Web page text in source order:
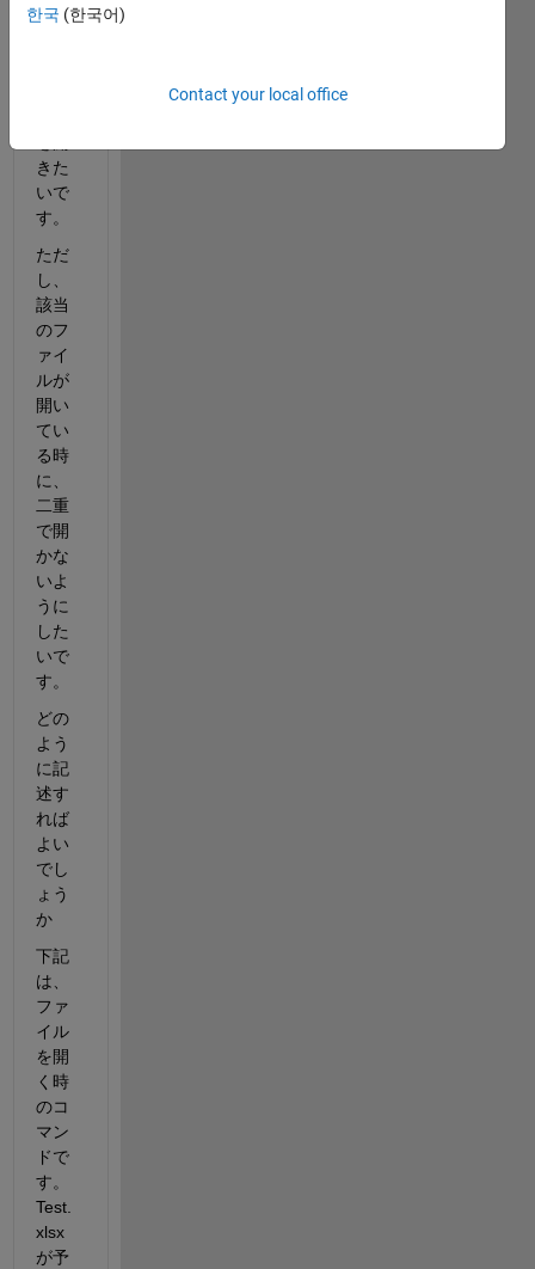
LAB
きた
いで
す。
ただ
し、
該当
のフ
ァイ
ルが
開い
てい
る時
に、
二重
で開
かな
いよ
うに
した
いで
す。
どの
よう
に記
述す
れば
よい
でし
ょう
か
下記
は、
ファ
イル
を開
く時
のコ
マン
ドで
す。
Test.
xlsx
が予
한국 (한국어)
Contact your local office